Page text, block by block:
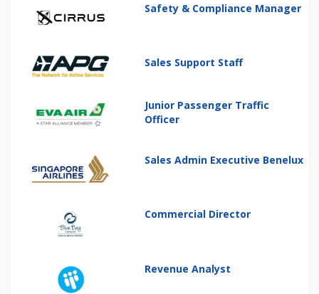
Safety & Compliance Manager
Sales Support Staff
Junior Passenger Traffic
Officer
Sales Admin Executive Benelux
Commercial Director
Revenue Analyst